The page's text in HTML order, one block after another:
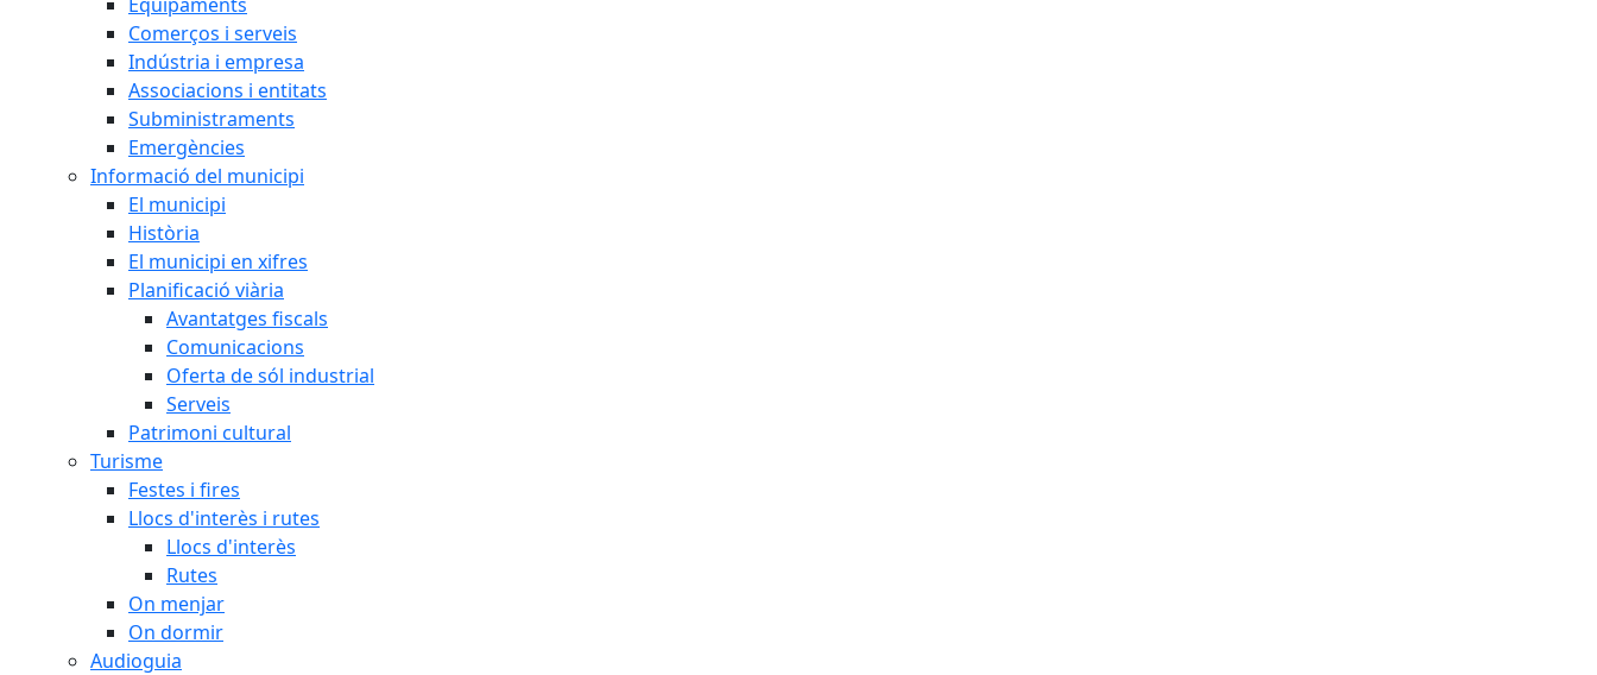
Comerços i serveis
Indústria i empresa
Associacions i entitats
Subministraments
Emergències
Informació del municipi
El municipi
Història
El municipi en xifres
Planificació viària
Avantatges fiscals
Comunicacions
Oferta de sól industrial
Serveis
Patrimoni cultural
Turisme
Festes i fires
Llocs d'interès i rutes
Llocs d'interès
Rutes
On menjar
On dormir
Audioguia